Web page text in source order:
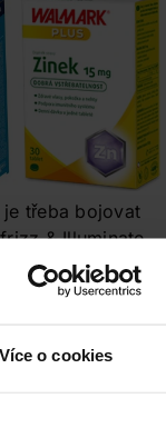
Více o cookies
třeba bojovat
& Illuminate
přejít na
a